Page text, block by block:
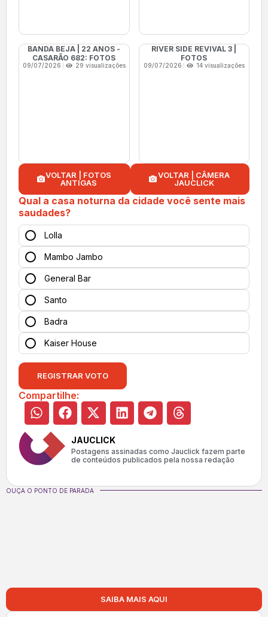
BANDA BEJA | 22 ANOS -
CASARÃO 682: FOTOS
09/07/2026 29 visualizações
RIVER SIDE REVIVAL 3 |
FOTOS
09/07/2026 14 visualizações
VOLTAR | FOTOS
ANTIGAS
VOLTAR | CÂMERA
JAUCLICK
Qual a casa noturna da cidade você sente mais
saudades?
Lolla
Mambo Jambo
General Bar
Santo
Badra
Kaiser House
REGISTRAR VOTO
Compartilhe:
JAUCLICK
Postagens assinadas como Jauclick fazem parte
de conteúdos publicados pela nossa redação
OUÇA O PONTO DE PARADA
SAIBA MAIS AQUI